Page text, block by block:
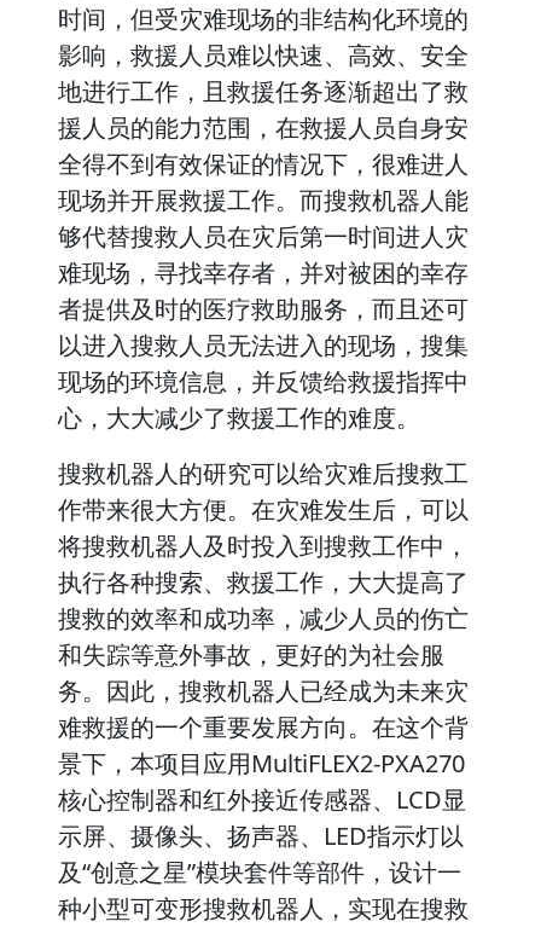
时间，但受灾难现场的非结构化环境的
影响，救援人员难以快速、高效、安全
地进行工作，且救援任务逐渐超出了救
援人员的能力范围，在救援人员自身安
全得不到有效保证的情况下，很难进人
现场并开展救援工作。而搜救机器人能
够代替搜救人员在灾后第一时间进人灾
难现场，寻找幸存者，并对被困的幸存
者提供及时的医疗救助服务，而且还可
以进入搜救人员无法进入的现场，搜集
现场的环境信息，并反馈给救援指挥中
心，大大减少了救援工作的难度。
搜救机器人的研究可以给灾难后搜救工
作带来很大方便。在灾难发生后，可以
将搜救机器人及时投入到搜救工作中，
执行各种搜索、救援工作，大大提高了
搜救的效率和成功率，减少人员的伤亡
和失踪等意外事故，更好的为社会服
务。因此，搜救机器人已经成为未来灾
难救援的一个重要发展方向。在这个背
景下，本项目应用MultiFLEX2-PXA270
核心控制器和红外接近传感器、LCD显
示屏、摄像头、扬声器、LED指示灯以
及“创意之星”模块套件等部件，设计一
种小型可变形搜救机器人，实现在搜救